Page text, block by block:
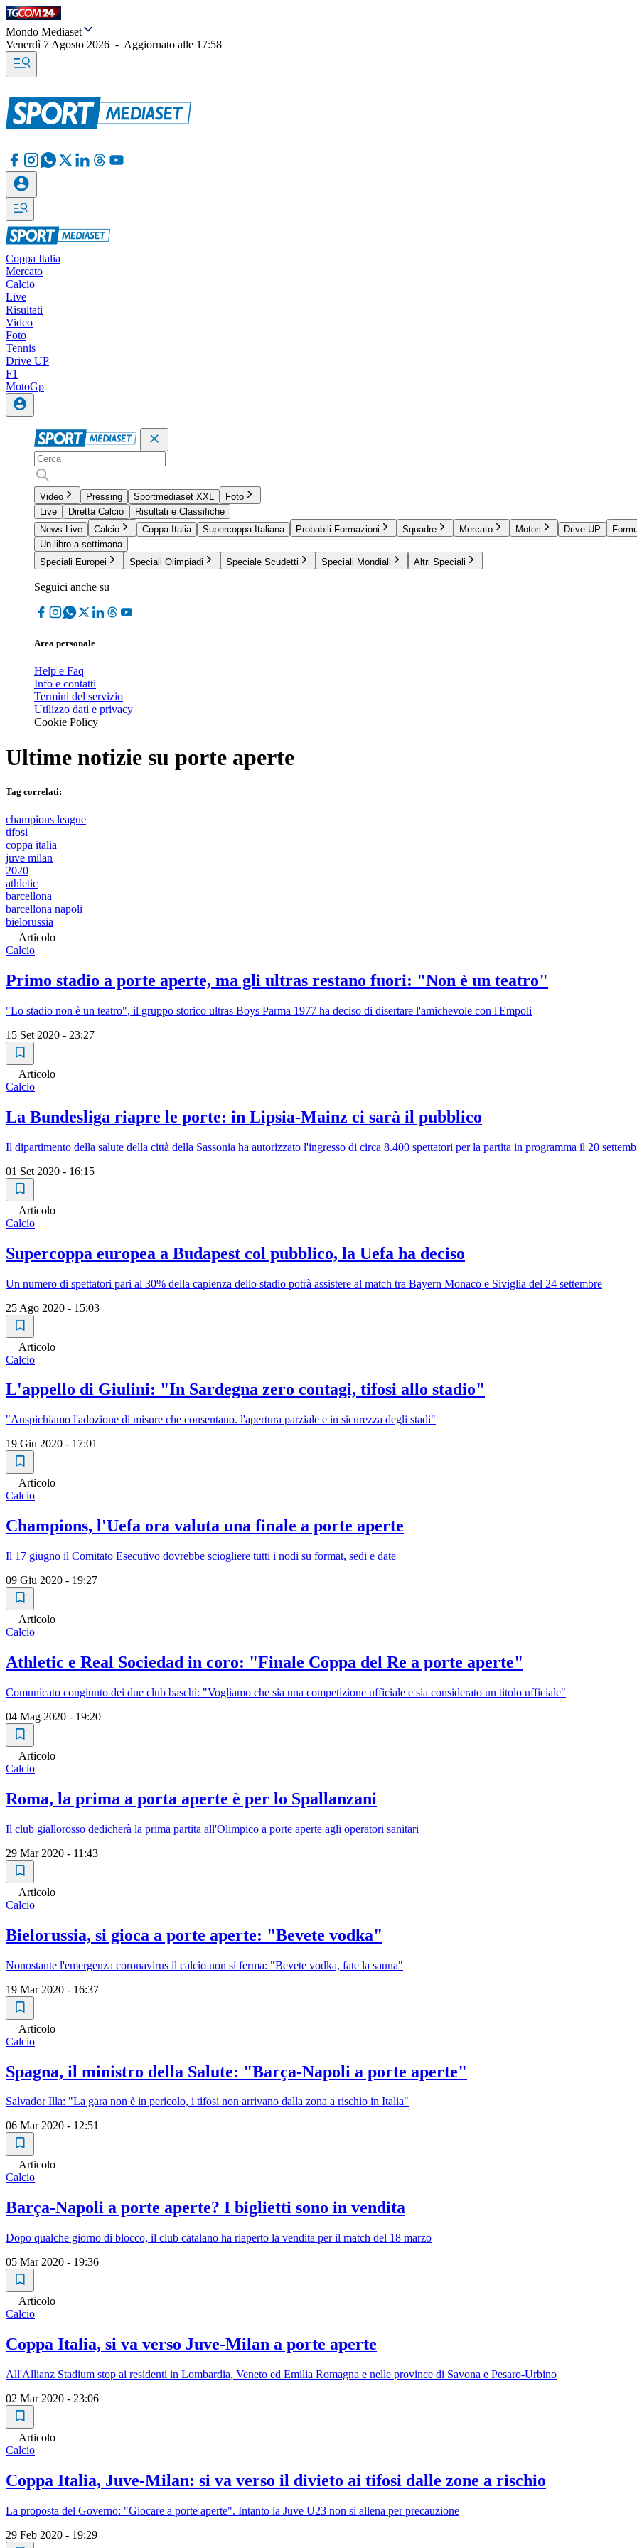
Mondo Mediaset
Venerdì 7 Agosto 2026 - Aggiornato alle 17:58
Coppa Italia
Mercato
Calcio
Live
Risultati
Video
Foto
Tennis
Drive UP
F1
MotoGp
Video Pressing Sportmediaset XXL
Foto
Live
Diretta Calcio
Risultati e Classifiche
News Live
Calcio Coppa Italia Supercoppa Italiana Probabili Formazioni Squadre Mercato Motori Drive UP
Un libro a settimana
Speciali Europei
Speciali Olimpiadi Speciale Scudetti Speciali Mondiali Altri Speciali
Seguici anche su
Area personale
Help e Faq
Info e contatti
Termini del servizio
Utilizzo dati e privacy
Cookie Policy
Ultime notizie su porte aperte
Tag correlati:
champions league
tifosi
coppa italia
juve milan
2020
athletic
barcellona
barcellona napoli
bielorussia
Articolo
Calcio
Primo stadio a porte aperte, ma gli ultras restano fuori: "Non è un teatro"
"Lo stadio non è un teatro", il gruppo storico ultras Boys Parma 1977 ha deciso di disertare l'amichevole con l'Empoli
15 Set 2020 - 23:27
Articolo
Calcio
La Bundesliga riapre le porte: in Lipsia-Mainz ci sarà il pubblico
Il dipartimento della salute della città della Sassonia ha autorizzato l'ingresso di circa 8.400 spettatori per la partita in programma il 20
01 Set 2020 - 16:15
Articolo
Calcio
Supercoppa europea a Budapest col pubblico, la Uefa ha deciso
Un numero di spettatori pari al 30% della capienza dello stadio potrà assistere al match tra Bayern Monaco e Siviglia del 24 settembre
25 Ago 2020 - 15:03
Articolo
Calcio
L'appello di Giulini: "In Sardegna zero contagi, tifosi allo stadio"
"Auspichiamo l'adozione di misure che consentano. l'apertura parziale e in sicurezza degli stadi"
19 Giu 2020 - 17:01
Articolo
Calcio
Champions, l'Uefa ora valuta una finale a porte aperte
Il 17 giugno il Comitato Esecutivo dovrebbe sciogliere tutti i nodi su format, sedi e date
09 Giu 2020 - 19:27
Articolo
Calcio
Athletic e Real Sociedad in coro: "Finale Coppa del Re a porte aperte"
Comunicato congiunto dei due club baschi: "Vogliamo che sia una competizione ufficiale e sia considerato un titolo ufficiale"
04 Mag 2020 - 19:20
Articolo
Calcio
Roma, la prima a porta aperte è per lo Spallanzani
Il club giallorosso dedicherà la prima partita all'Olimpico a porte aperte agli operatori sanitari
29 Mar 2020 - 11:43
Articolo
Calcio
Bielorussia, si gioca a porte aperte: "Bevete vodka"
Nonostante l'emergenza coronavirus il calcio non si ferma: "Bevete vodka, fate la sauna"
19 Mar 2020 - 16:37
Articolo
Calcio
Spagna, il ministro della Salute: "Barça-Napoli a porte aperte"
Salvador Illa: "La gara non è in pericolo, i tifosi non arrivano dalla zona a rischio in Italia"
06 Mar 2020 - 12:51
Articolo
Calcio
Barça-Napoli a porte aperte? I biglietti sono in vendita
Dopo qualche giorno di blocco, il club catalano ha riaperto la vendita per il match del 18 marzo
05 Mar 2020 - 19:36
Articolo
Calcio
Coppa Italia, si va verso Juve-Milan a porte aperte
All'Allianz Stadium stop ai residenti in Lombardia, Veneto ed Emilia Romagna e nelle province di Savona e Pesaro-Urbino
02 Mar 2020 - 23:06
Articolo
Calcio
Coppa Italia, Juve-Milan: si va verso il divieto ai tifosi dalle zone a rischio
La proposta del Governo: "Giocare a porte aperte". Intanto la Juve U23 non si allena per precauzione
29 Feb 2020 - 19:29